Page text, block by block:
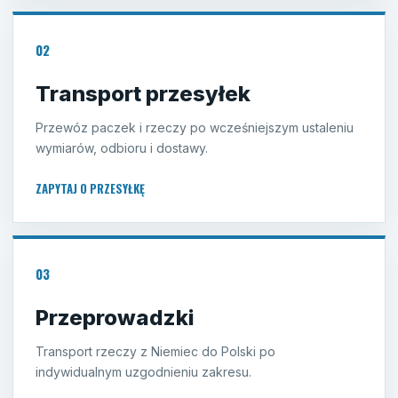
02
Transport przesyłek
Przewóz paczek i rzeczy po wcześniejszym ustaleniu
wymiarów, odbioru i dostawy.
ZAPYTAJ O PRZESYŁKĘ
03
Przeprowadzki
Transport rzeczy z Niemiec do Polski po
indywidualnym uzgodnieniu zakresu.